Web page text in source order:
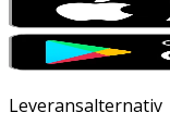
Leveransalternativ